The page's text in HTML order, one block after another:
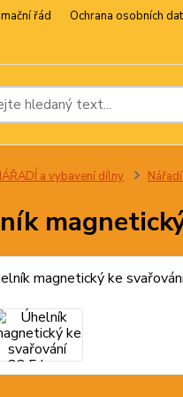
řád Ochrana osobních dat
a vybavení dílny